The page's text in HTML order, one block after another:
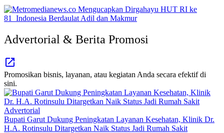
Advertorial & Berita Promosi
Promosikan bisnis, layanan, atau kegiatan Anda secara efektif di
sini.
Advertorial
Bupati Garut Dukung Peningkatan Layanan Kesehatan, Klinik Dr.
H.A. Rotinsulu Ditargetkan Naik Status Jadi Rumah Sakit